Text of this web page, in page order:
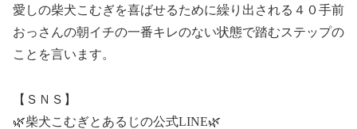
愛しの柴犬こむぎを喜ばせるために繰り出される４０手前
おっさんの朝イチの一番キレのない状態で踏むステップの
ことを言います。
【ＳＮＳ】
🌿柴犬こむぎとあるじの公式LINE🌿